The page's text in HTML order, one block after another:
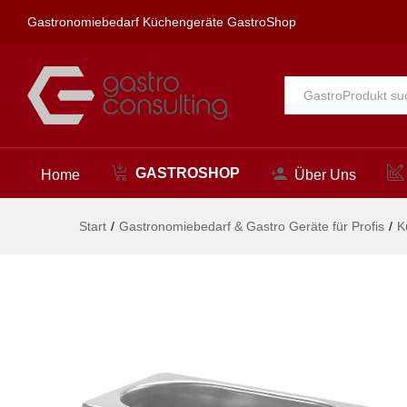
Gastronomiebedarf Küchengeräte GastroShop
Alle
Home GASTROSHOP Über Uns
Start / Gastronomiebedarf & Gastro Geräte für Profis /
Beschreibung